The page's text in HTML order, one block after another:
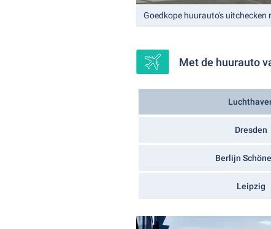
Goedkope huurauto's uitchecken
Met de huurauto
Dresden
Berlijn
Leipzig